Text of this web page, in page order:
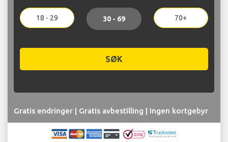
18 - 29 30 - 69 70+
SØK
Gratis endringer | Gratis avbestilling | Ingen kortgebyr